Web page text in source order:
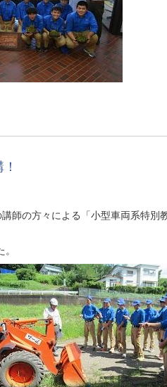
の方々による「小型車両系特別